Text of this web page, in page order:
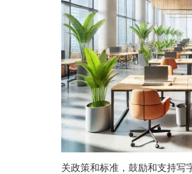
关政策和标准，鼓励和支持写